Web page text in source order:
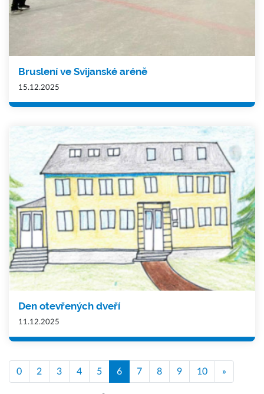
Bruslení ve Svijanské aréně
15.12.2025
Den otevřených dveří
11.12.2025
0 2 3 4 5 6 7 8 9 10 »